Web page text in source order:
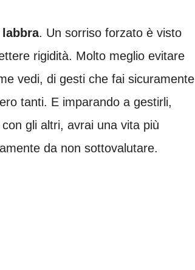
. Un sorriso forzato è visto
rigidità. Molto meglio evitare
vedi, di gesti che fai sicuramente
tanti. E imparando a gestirli,
gli altri, avrai una vita più
da non sottovalutare.